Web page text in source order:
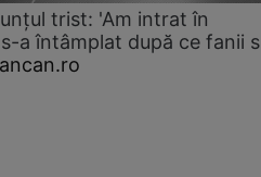
trist: 'Am intrat în
a întâmplat după ce fanii